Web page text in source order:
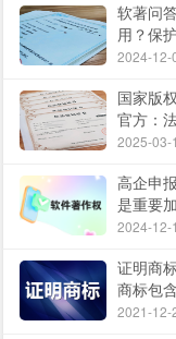
软著问
用？保
2024-12-
国家版
官方：
2025-03-
高企申
是重要
2024-12-
证明商
商标包
2021-12-